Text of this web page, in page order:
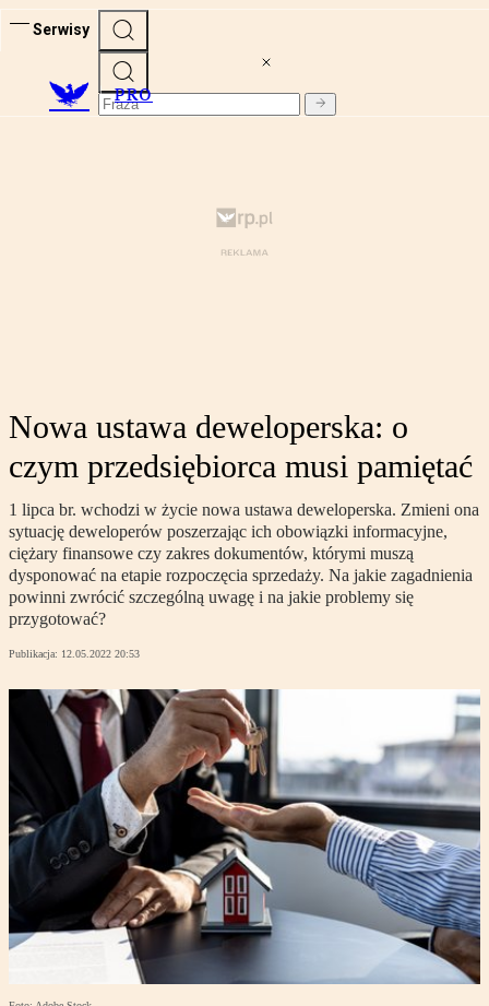
Serwisy
PRO
Nowa ustawa deweloperska: o
czym przedsiębiorca musi pamiętać
1 lipca br. wchodzi w życie nowa ustawa deweloperska. Zmieni ona
sytuację deweloperów poszerzając ich obowiązki informacyjne,
ciężary finansowe czy zakres dokumentów, którymi muszą
dysponować na etapie rozpoczęcia sprzedaży. Na jakie zagadnienia
powinni zwrócić szczególną uwagę i na jakie problemy się
przygotować?
Publikacja: 12.05.2022 20:53